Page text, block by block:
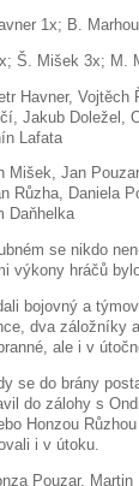
1x; B.
Š. Mišek 3x; M.
Havner, Vojtěch
Jakub Doležel,
Lafata
Jan
Růzha, Daniela
Daňhelka
se nikdo
výkony hráčů
bojovný a
dva záložníky
ale i v
se do brány
do zálohy s
Honzou
i v útoku.
Pouzar,